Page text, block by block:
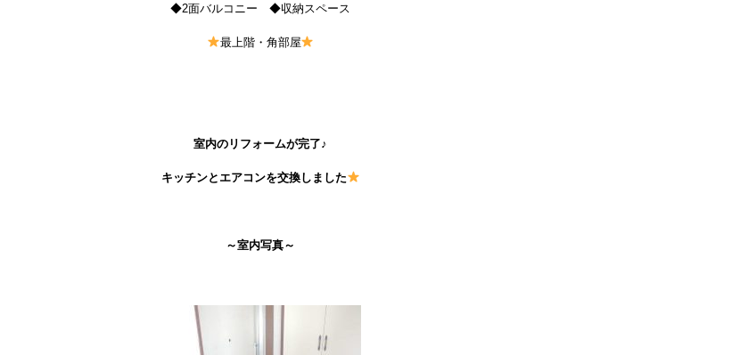
◆2面バルコニー ◆収納スペース
最上階・角部屋
室内のリフォームが完了♪
キッチンとエアコンを交換しました
～室内写真～